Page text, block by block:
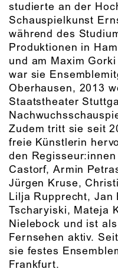
studierte an der
Schauspielkunst
während des
Produktionen in
und am Maxim
war sie
Oberhausen, 2013
Staatstheater
Zudem tritt sie seit
freie Künstlerin
den
Castorf, Armin
Jürgen Kruse,
Lilja Rupprecht, Jan
Tscharyiski, Mateja
Nielebock und ist
Fernsehen aktiv.
sie festes
Frankfurt.